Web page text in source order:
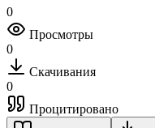
0
Просмотры
0
Скачивания
0
Процитировано